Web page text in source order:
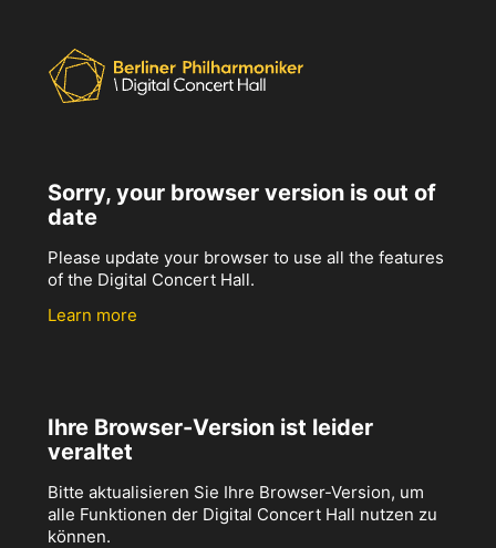
Sorry, your browser version is out of
date
Please update your browser to use all the features
of the Digital Concert Hall.
Learn more
Ihre Browser-Version ist leider
veraltet
Bitte aktualisieren Sie Ihre Browser-Version, um
alle Funktionen der Digital Concert Hall nutzen zu
können.